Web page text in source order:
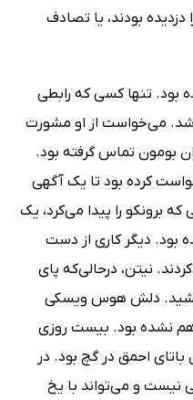
بودند، یا تصادف
بود. تنها کسی که رابطی
می‌خواست از او مشورت
بومون تماس گرفته بود.
کرده بود تا یک آگهی
برونکو را پیدا می‌کرد، یک
بود. دیگر کاری از دست
نیتن، درحالی‌که پای
کشید. دلش هوس ویسکی
ساعت هنوز 11 صبح هم نشده بود. بیست روزی
احمق در گچ بود. در
نیست و می‌تواند با یخ